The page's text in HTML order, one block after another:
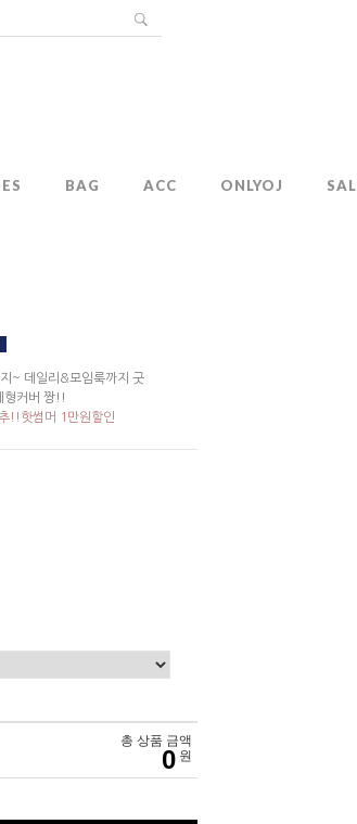
BAG ACC ONLYOJ
~ 데일리&모임룩까지 굿
형커버 짱!!
!!핫썸머 1만원할인
총 상품 금액
0 원